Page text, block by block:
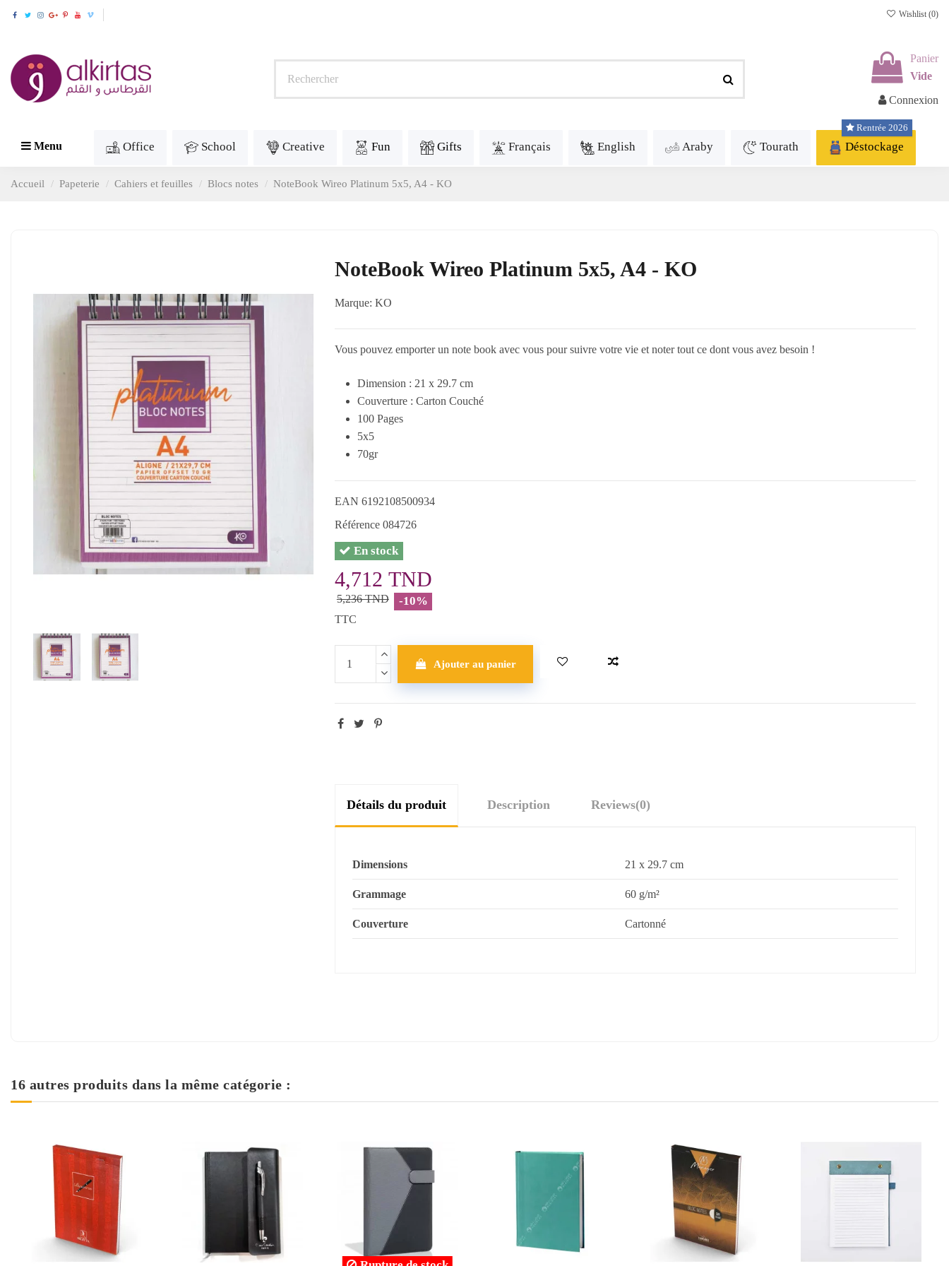
Wishlist (0)
Panier
Vide
Connexion
Menu Office School Creative Fun Gifts Français English Araby Tourath Déstockage
Rentrée 2026
Accueil Papeterie Cahiers et feuilles Blocs notes NoteBook Wireo Platinum 5x5, A4 - KO
NoteBook Wireo Platinum 5x5, A4 - KO
Marque: KO
Vous pouvez emporter un note book avec vous pour suivre votre vie et noter tout ce dont vous avez besoin !
Dimension : 21 x 29.7 cm
Couverture : Carton Couché
100 Pages
5x5
70gr
EAN 6192108500934
Référence 084726
En stock
4,712 TND
5,236 TND -10%
TTC
Ajouter au panier
Détails du produit Description Reviews(0)
Dimensions 21 x 29.7 cm
Grammage 60 g/m²
Couverture Cartonné
16 autres produits dans la même catégorie :